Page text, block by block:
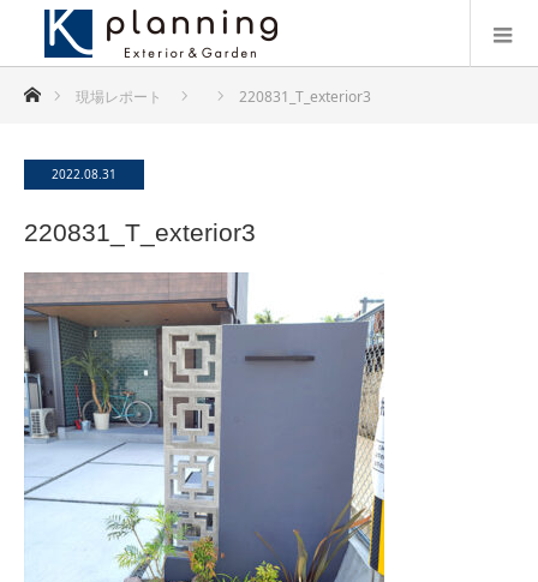
ホーム現場レポート 220831_T_exterior3
2022.08.31
220831_T_exterior3